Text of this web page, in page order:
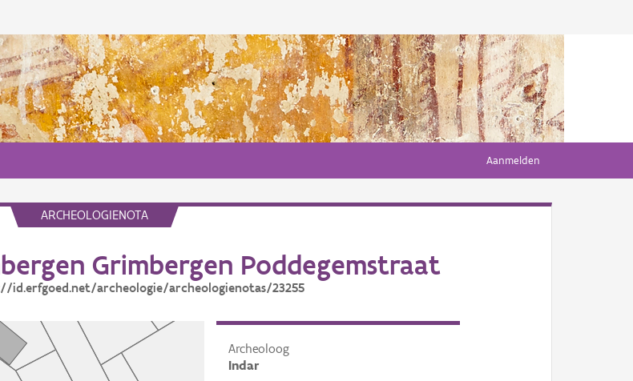
Aanmelden
ARCHEOLOGIENOTA
Grimbergen Poddegemstraat
id.erfgoed.net/archeologie/archeologienotas/23255
Archeoloog
Indar